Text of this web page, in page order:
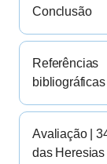
Conclusão
Referências
bibliográficas
Avaliação |
das Heresias